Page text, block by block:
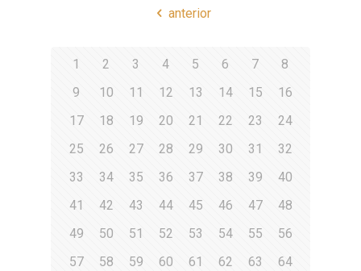
anterior
1 2 3 4 5 6 7
8
9
10 11 12 13 14 15
16
17
18 19 20 21 22 23
24
25
26 27 28 29 30 31
32
33
34 35 36 37 38 39
40
41
42 43 44 45 46 47
48
49
50 51 52 53 54 55
56
57
58 59 60 61 62 63
64